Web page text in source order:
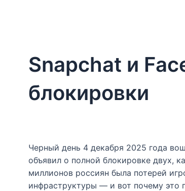
Snapchat и
блокировки
Черный день 4 декабря 2025 года
объявил о полной блокировке двух,
миллионов россиян была потерей
инфраструктуры — и вот почему это